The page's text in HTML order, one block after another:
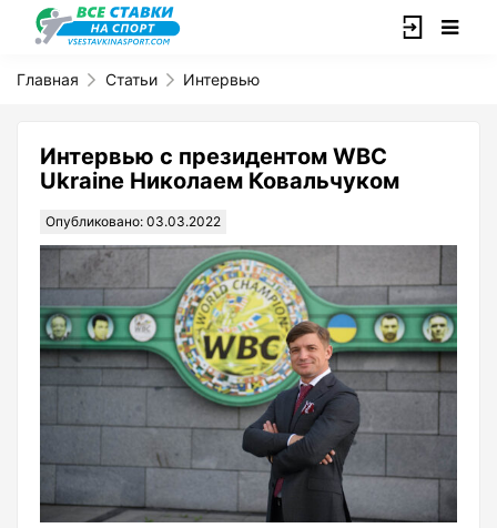
Главная Статьи Интервью
Интервью с президентом WBC
Ukraine Николаем Ковальчуком
Опубликовано: 03.03.2022